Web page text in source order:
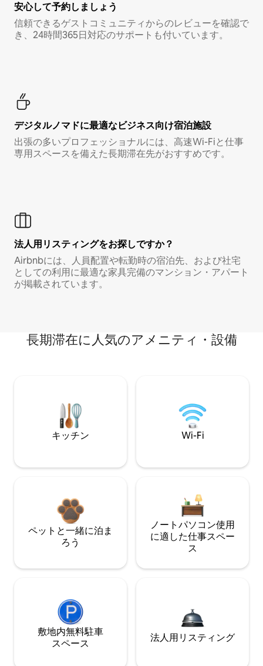
安心して予約しましょう
信頼できるゲストコミュニティからのレビューを確認で
き、24時間365日対応のサポートも付いています。
デジタルノマド⁠に最⁠適⁠なビ⁠ジ⁠ネ⁠ス⁠向⁠け宿⁠泊⁠施⁠設
出張の多いプロフェッショナルには、高速Wi-Fiと仕事
専用スペースを備えた長期滞在先がおすすめです。
法人用リスティングをお探しですか？
Airbnbには、人員配置や転勤時の宿泊先、および社宅
としての利用に最適な家具完備のマンション・アパート
が掲載されています。
長期滞在に人気のアメニティ・設備
キッチン Wi-Fi
ペットと一緒に泊ま
ろう
ノートパソコン使用
に適した仕事スペー
ス
敷地内無料駐⁠車
ス⁠ペ⁠ー⁠ス
法人用リスティング